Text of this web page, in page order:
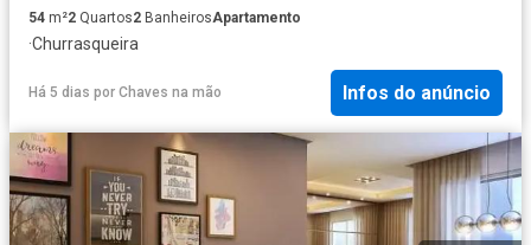
54 m²2 Quartos2 BanheirosApartamento
·Churrasqueira
Há 5 dias por Chaves na mão Infos do anúncio